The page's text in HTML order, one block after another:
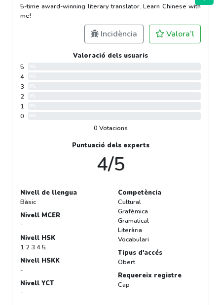
5-time award-winning literary translator. Learn Chinese with
me!
Incidència Valora’l
Valoració dels usuaris
5
4
3
2
1
0
0 Votacions
Puntuació dels experts
4/5
Nivell de llengua
Bàsic
Nivell MCER
-
Nivell HSK
1 2 3 4 5
Nivell HSKK
-
Nivell YCT
-
Competència
Cultural
Grafèmica
Gramatical
Literària
Vocabulari
Tipus d'accés
Obert
Requereix registre
Cap